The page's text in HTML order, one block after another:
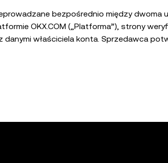
bezpośrednio między dwoma
OKX.COM („Platforma”), strony
potwierdza zgodność danych
przed wydaniem tokenów na platformie P2P OKX. OKX nie przeprowadza